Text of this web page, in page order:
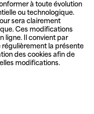
à toute évolution
ou technologique.
sera clairement
Ces modifications
ligne. Il convient par
régulièrement la présente
des cookies afin de
modifications.